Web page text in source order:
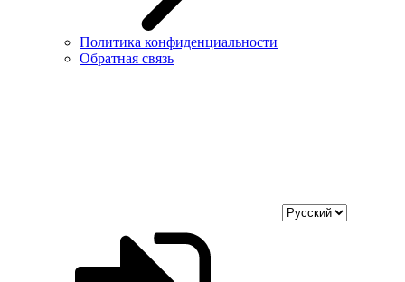
Политика конфиденциальности
Обратная связь